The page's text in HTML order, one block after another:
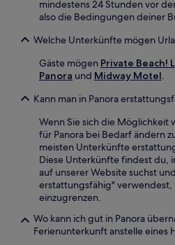
mindestens 24 Stunden vor
also die Bedingungen deiner
Welche Unterkünfte mögen
Gäste mögen Private Beach!
Panora und Midway Motel.
Kann man in Panora
Wenn Sie sich die Möglichkeit
für Panora bei Bedarf ändern
meisten Unterkünfte
Diese Unterkünfte findest du,
auf unserer Website suchst
erstattungsfähig" verwendest,
einzugrenzen.
Wo kann ich gut in Panora
Ferienunterkunft anstelle eines